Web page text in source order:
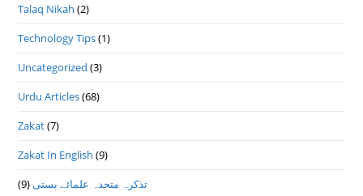
Talaq Nikah (2)
Technology Tips(1)
Uncategorized (3)
Urdu Articles(68)
Zakat(7)
Zakat In English (9)
تذكرہ متحدہ علمائے بستى(9)